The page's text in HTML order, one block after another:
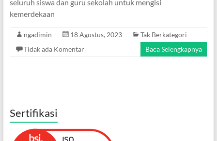
seluruh siswa dan guru sekolah untuk mengisi
kemerdekaan
ngadimin 18 Agustus, 2023
Tak Berkategori
Tidak ada Komentar
Baca Selengkapnya
Sertifikasi